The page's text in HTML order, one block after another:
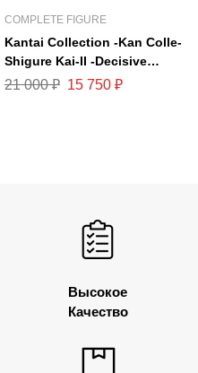
COMPLETE FIGURE
Kantai Collection -Kan Colle-
Shigure Kai-II -Decisive
Battle mode- 1/7
21 000₽ 15 750 ₽
Высокое
Качество